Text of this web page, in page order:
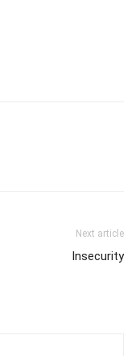
Next article
Insecurity